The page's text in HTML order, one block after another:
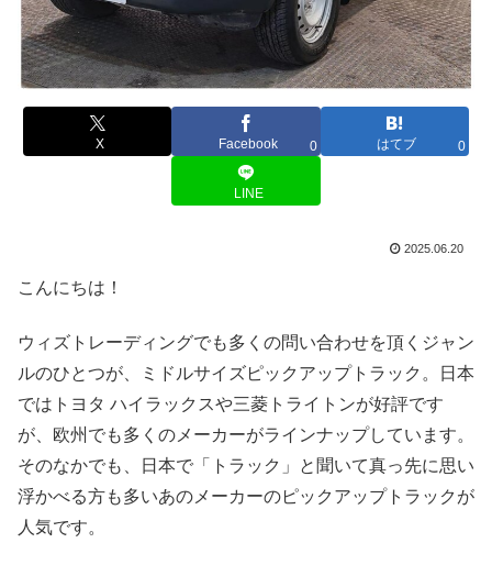
X Facebook 0 はてブ 0
LINE
2025.06.20
こんにちは！
ウィズトレーディングでも多くの問い合わせを頂くジャン
ルのひとつが、ミドルサイズピックアップトラック。日本
ではトヨタ ハイラックスや三菱トライトンが好評です
が、欧州でも多くのメーカーがラインナップしています。
そのなかでも、日本で「トラック」と聞いて真っ先に思い
浮かべる方も多いあのメーカーのピックアップトラックが
人気です。